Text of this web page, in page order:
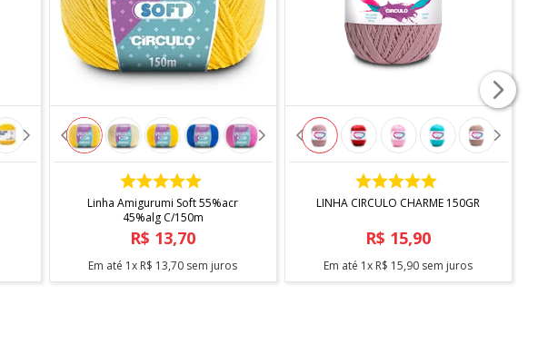
COMPRAR
Linha Amigurumi Soft 55%acr
45%alg C/150m
R$ 13,70
Em até 1x R$ 13,70 sem juros
COMPRAR
LINHA CIRCULO CHARME 150GR
R$ 15,90
Em até 1x R$ 15,90 sem juros